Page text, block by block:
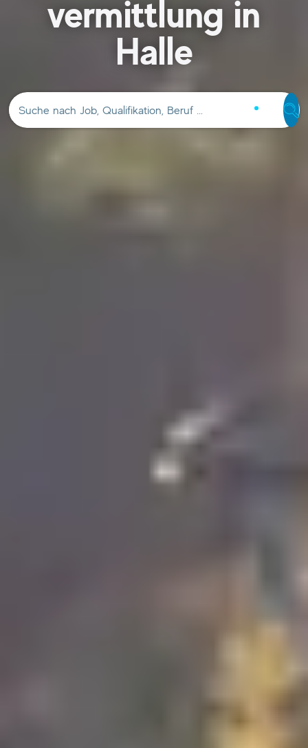
vermittlung in
Halle
Suche nach Job, Qualifikation, Beruf …